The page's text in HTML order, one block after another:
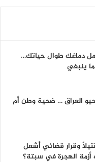
دماغك طوال حياتك…
ينبغي
العراق … ضحية وطن أم
ألف مهاجر و34 قتيلاً وقرار قضائي أشعل
أزمة الهجرة في سبتة؟